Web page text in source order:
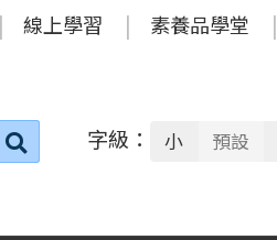
線上學習 素養品學堂
搜
字級： 小 預設